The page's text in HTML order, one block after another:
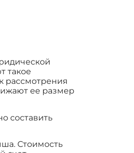
такое
рассмотрения
ее размер
составить
Стоимость